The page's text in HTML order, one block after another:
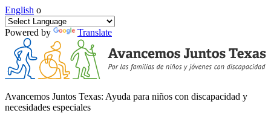
English o
Powered by Translate
Avancemos Juntos Texas: Ayuda para niños con discapacidad y
necesidades especiales